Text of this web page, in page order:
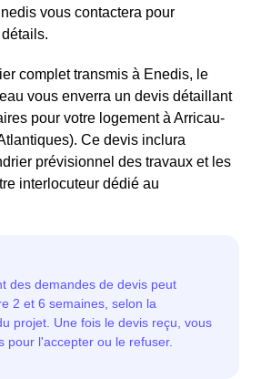
vous contactera pour
complet transmis à Enedis, le
vous enverra un devis détaillant
pour votre logement à Arricau-
Ce devis inclura
prévisionnel des travaux et les
interlocuteur dédié au